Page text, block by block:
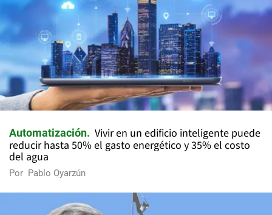
Automatización
Vivir en un edificio inteligente puede
reducir hasta 50% el gasto energético y 35% el costo
del agua
Por Pablo Oyarzún